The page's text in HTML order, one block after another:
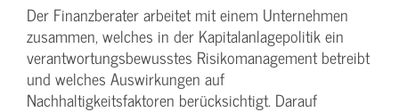
Der Finanzberater arbeitet mit einem Unternehmen
zusammen, welches in der Kapitalanlagepolitik ein
verantwortungsbewusstes Risikomanagement betreibt
und welches Auswirkungen auf
Nachhaltigkeitsfaktoren berücksichtigt. Darauf